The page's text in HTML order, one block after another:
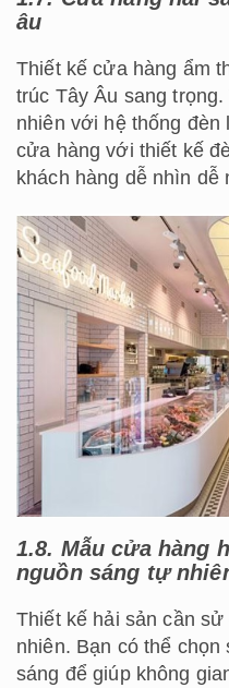
âu
Thiết kế cửa hàng ẩm
trúc Tây Âu sang
nhiên với hệ thống
cửa hàng với thiết kế
khách hàng dễ nhìn dễ
1.8. Mẫu cửa hàng
nguồn sáng tự
Thiết kế hải sản cần
nhiên. Bạn có thể
sáng để giúp không